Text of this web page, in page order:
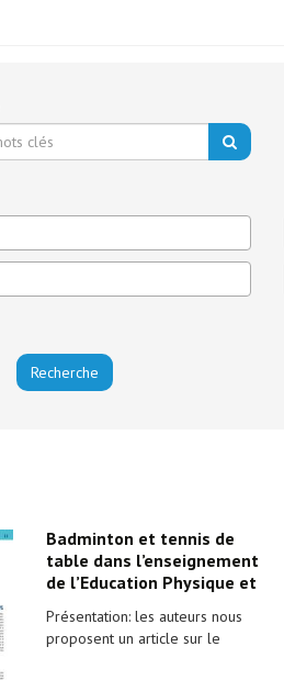
Badminton et tennis de
table dans l’enseignement
de l’Education Physique et
Présentation: les auteurs nous
proposent un article sur le